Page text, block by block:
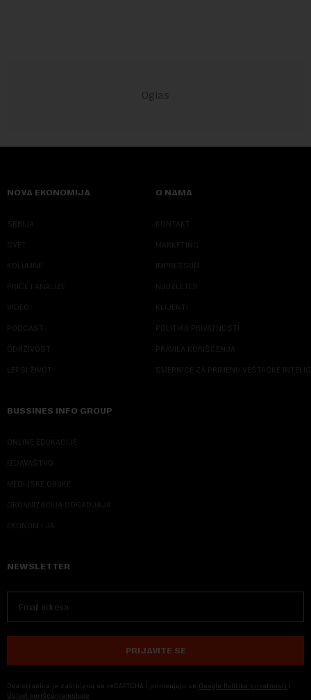
NOVA EKONOMIJA
SRBIJA
SVET
KOLUMNE
PRIČE I ANALIZE
VIDEO
PODCAST
ODRŽIVOST
LEPŠI ŽIVOT
O NAMA
KONTAKT
MARKETING
IMPRESSUM
NJUZLETER
KLIJENTI
POLITIKA PRIVATNOSTI
PRAVILA KORIŠĆENJA
SMERNICE ZA PRIMENU VEŠTAČKE
BUSSINES INFO GROUP
ONLINE EDUKACIJE
IZDAVAŠTVO
MEDIJSKE OBUKE
ORGANIZACIJA DOGADJAJA
EKONOM I JA
NEWSLETTER
PRIJAVITE SE
Ova stranica je zaštićena sa reCAPTCHA i primenjuju se Google Politika privatnosti i
Uslovi korišćenja usluge